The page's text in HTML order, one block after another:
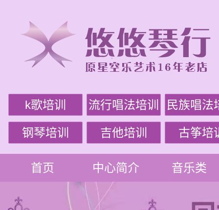
k歌培训 流行唱法培训 民族唱法
钢琴培训 吉他培训 古筝培
首页 中心简介 音乐类